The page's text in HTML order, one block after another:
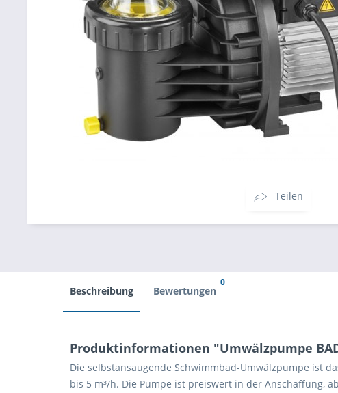
Teilen
Beschreibung Bewertungen
0
Produktinformationen "Umwälzpumpe
Die selbstansaugende Schwimmbad-Umwälzpumpe ist
bis 5 m³/h. Die Pumpe ist preiswert in der Anschaffung,